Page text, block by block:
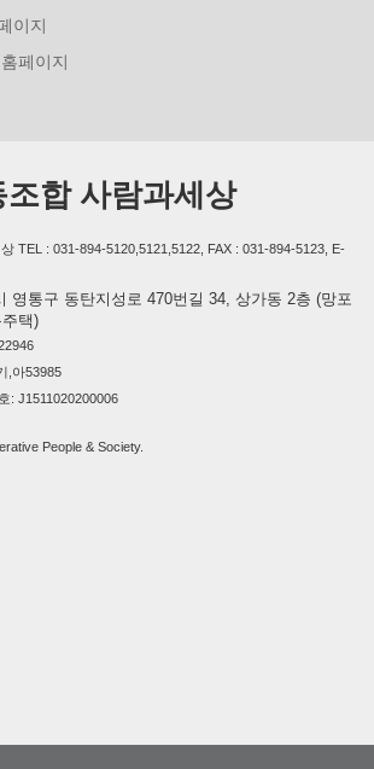
이지
페이지
합 사람과세상
TEL : 031-894-5120,5121,5122, FAX : 031-894-5123, E-
영통구 동탄지성로 470번길 34, 상가동 2층 (망포
택)
,아53985
: J1511020200006
People & Society.